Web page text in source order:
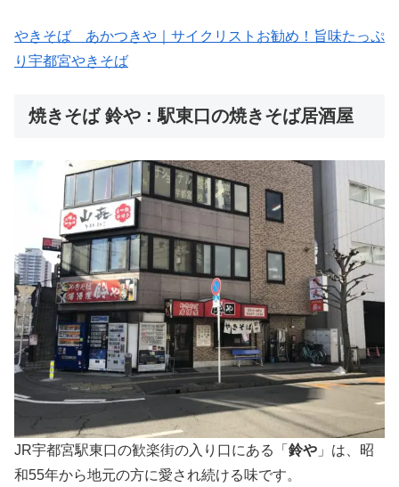
やきそば あかつきや｜サイクリストお勧め！旨味たっぷ
り宇都宮やきそば
焼きそば 鈴や : 駅東口の焼きそば居酒屋
JR宇都宮駅東口の歓楽街の入り口にある「 鈴や 」は、昭
和55年から地元の方に愛され続ける味です。